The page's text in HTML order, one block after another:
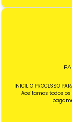
INICIE O PROCESSO
Aceitamos todos